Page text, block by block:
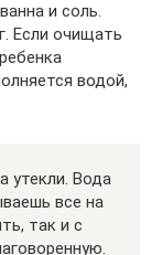
и соль.
Если очищать
водой,
утекли. Вода
все на
так и с